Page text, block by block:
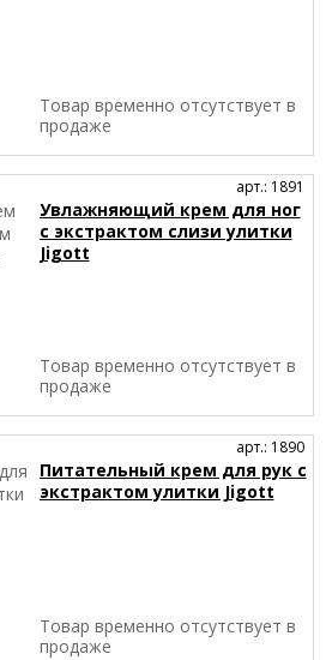
Товар временно отсутствует в
продаже
арт.: 1891
Увлажняющий крем для ног
с экстрактом слизи улитки
Jigott
Товар временно отсутствует в
продаже
арт.: 1890
Питательный крем для рук с
экстрактом улитки Jigott
Товар временно отсутствует в
продаже